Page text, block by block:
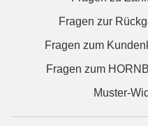
Fragen zur
Fragen zum
Fragen zum
Muster-